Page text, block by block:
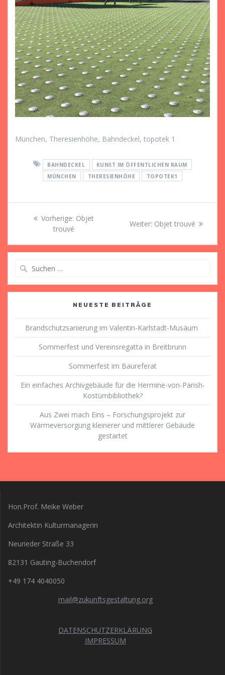
München, Theresienhöhe, Bahndeckel, topotek 1
BAHNDECKEL
KUNST IM ÖFFENTLICHEN RAUM
MÜNCHEN
THERESIENHÖHE TOPOTEK1
Beitragsnavigation
Vorherige: Vorheriger
Objet
trouvé
Weiter: Nächster
Objet trouvé
NEUESTE BEITRÄGE
Brandschutzsanierung im Valentin-Karlstadt-Musäum
Sommerfest und Vereinsregatta in Breitbrunn
Sommerfest im Baureferat
Ein einfaches Archivgebäude für die Hermine-von-Parish-
Kostümbibliothek?
Aus Zwei mach Eins – Forschungsprojekt zur
Wärmeversorgung kleinerer und mittlerer Gebäude
gestartet
Hon.Prof. Meike Weber
Architektin Kulturmanagerin
Neurieder Straße 33
82131 Gauting-Buchendorf
+49 174 4040050
mail@zukunftsgestaltung.org
DATENSCHUTZERKLÄRUNG
IMPRESSUM